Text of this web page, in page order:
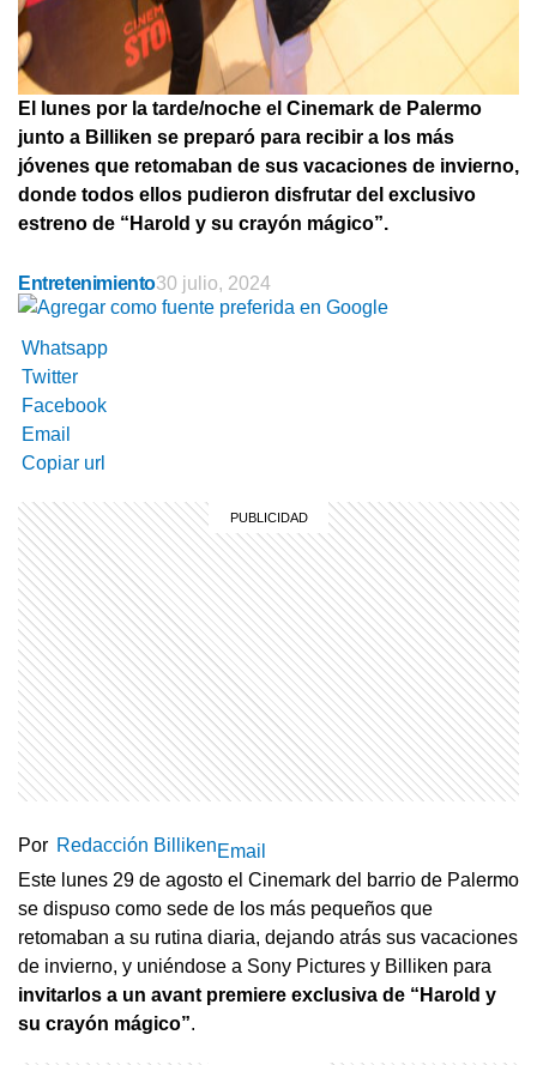
El lunes por la tarde/noche el Cinemark de Palermo
junto a Billiken se preparó para recibir a los más
jóvenes que retomaban de sus vacaciones de invierno,
donde todos ellos pudieron disfrutar del exclusivo
estreno de “Harold y su crayón mágico”.
Entretenimiento30 julio, 2024
Whatsapp
Twitter
Facebook
Email
Copiar url
Por Redacción BillikenEmail
Este lunes 29 de agosto el Cinemark del barrio de Palermo
se dispuso como sede de los más pequeños que
retomaban a su rutina diaria, dejando atrás sus vacaciones
de invierno, y uniéndose a Sony Pictures y Billiken para
invitarlos a un avant premiere exclusiva de “Harold y
su crayón mágico”.